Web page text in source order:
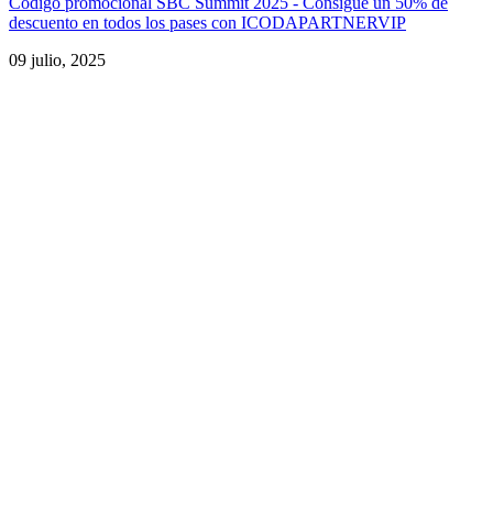
descuento en todos los pases con ICODAPARTNERVIP
09 julio, 2025